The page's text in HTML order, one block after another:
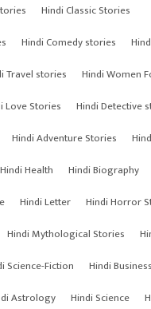
Hindi Classic Stories
Hindi Comedy stories
Travel stories
Hindi Women
Love Stories
Hindi Detective
Hindi Adventure Stories
Hindi Health
Hindi Biography
Hindi Letter
Hindi Horror
Hindi Mythological Stories
Science-Fiction Hindi Business
Astrology Hindi Science